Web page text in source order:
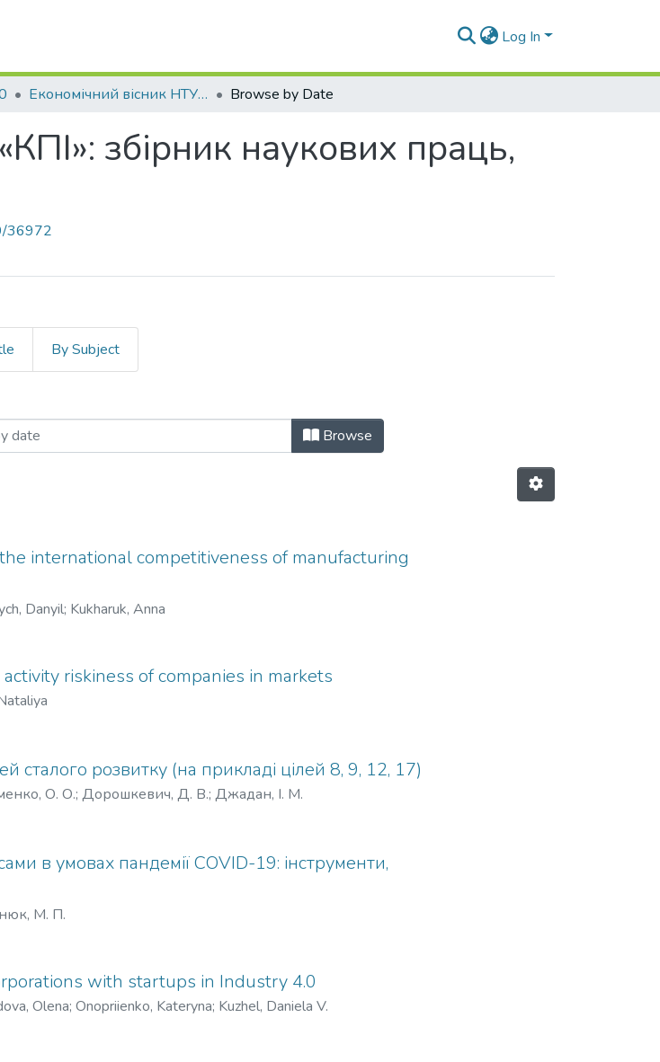
Log In
Економічний вісник НТУУ «КПІ»: збірник наукових праць, № 17 Browse by Date
збірник наукових праць,
36972
By Subject
збірник наукових праць, № 17 by Issue Date
Browse
international competitiveness of manufacturing
Danyil; Kukharuk, Anna
riskiness of companies in markets
сталого розвитку (на прикладі цілей 8, 9, 12, 17)
О. О.; Дорошкевич, Д. В.; Джадан, І. М.
в умовах пандемії COVID-19: інструменти,
М. П.
with startups in Industry 4.0
Olena; Onopriienko, Kateryna; Kuzhel, Daniela V.